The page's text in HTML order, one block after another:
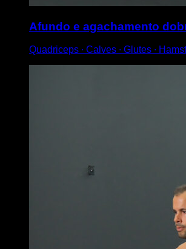
Afundo e agachamento
Quadriceps ∙ Calves ∙ Glutes ∙